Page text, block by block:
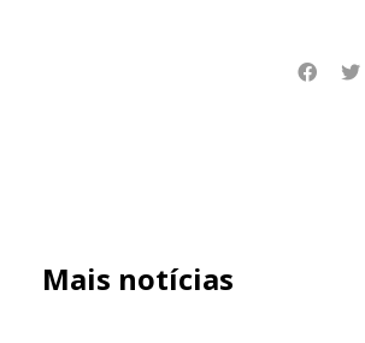
Mais notícias